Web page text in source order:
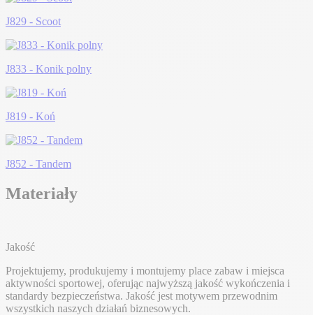
J829 - Scoot
J833 - Konik polny
J819 - Koń
J852 - Tandem
Materiały
Jakość
Projektujemy, produkujemy i montujemy place zabaw i miejsca
aktywności sportowej, oferując najwyższą jakość wykończenia i
standardy bezpieczeństwa. Jakość jest motywem przewodnim
wszystkich naszych działań biznesowych.